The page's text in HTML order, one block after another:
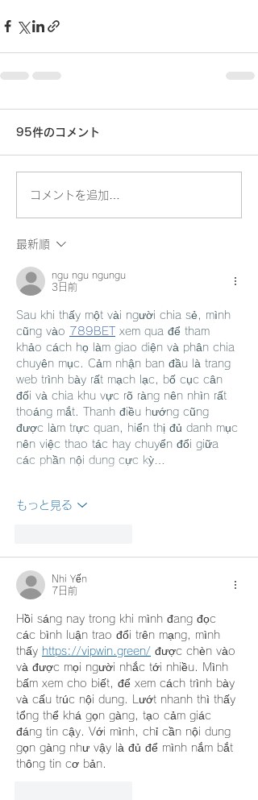
95件のコメント
コメントを追加…
最新順
ngu ngu ngungu
3日前
Sau khi thấy một vài người chia sẻ, mình
cũng vào
789BET
xem qua để tham
khảo cách họ làm giao diện và phân chia
chuyên mục. Cảm nhận ban đầu là trang
web trình bày rất mạch lạc, bố cục cân
đối và chia khu vực rõ ràng nên nhìn rất
thoáng mắt. Thanh điều hướng cũng
được làm trực quan, hiển thị đủ danh mục
nên việc thao tác hay chuyển đổi giữa
các phần nội dung cực kỳ…
もっと見る
Nhi Yến
7日前
Hồi sáng nay trong khi mình đang đọc
các bình luận trao đổi trên mạng, mình
thấy https://vipwin.green/ được chèn vào
và được mọi người nhắc tới nhiều. Mình
bấm xem cho biết, để xem cách trình bày
và cấu trúc nội dung. Lướt nhanh thì thấy
tổng thể khá gọn gàng, tạo cảm giác
đáng tin cậy. Với mình, chỉ cần nội dung
gọn gàng như vậy là đủ để mình nắm bắt
thông tin cơ bản.